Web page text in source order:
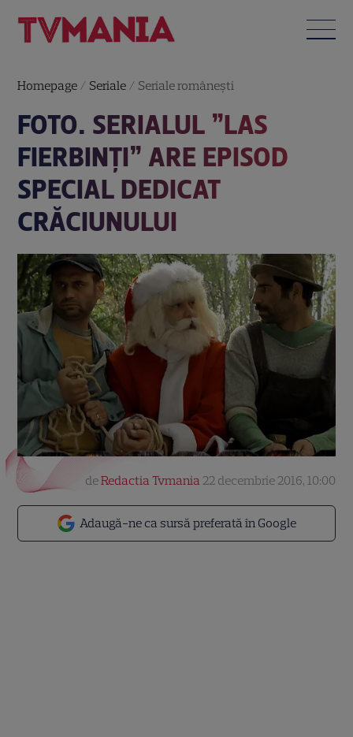
Homepage / Seriale / Seriale româneşti
FOTO. SERIALUL ”LAS
FIERBINȚI” ARE EPISOD
SPECIAL DEDICAT
CRĂCIUNULUI
Adaugă-ne ca sursă preferată în Google
deRedactia Tvmania 22 decembrie 2016, 10:00